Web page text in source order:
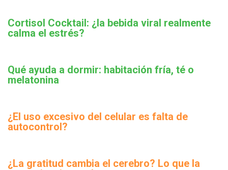
Cortisol Cocktail: ¿la bebida viral realmente
calma el estrés?
Qué ayuda a dormir: habitación fría, té o
melatonina
¿El uso excesivo del celular es falta de
autocontrol?
¿La gratitud cambia el cerebro? Lo que la